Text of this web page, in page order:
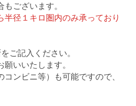
ございます。
径１キロ圏内のみ承っており
ご記入ください。
いいたします。
ンビニ等）も可能ですので、